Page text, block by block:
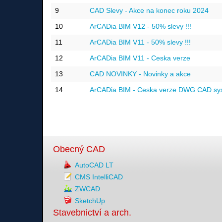
9 CAD Slevy - Akce na konec roku 2024
10 ArCADia BIM V12 - 50% slevy !!!
11 ArCADia BIM V11 - 50% slevy !!!
12 ArCADia BIM V11 - Ceska verze
13 CAD NOVINKY - Novinky a akce
14 ArCADia BIM - Ceska verze DWG CAD
Obecný CAD
AutoCAD LT
CMS IntelliCAD
ZWCAD
SketchUp
Stavebnictví a arch.